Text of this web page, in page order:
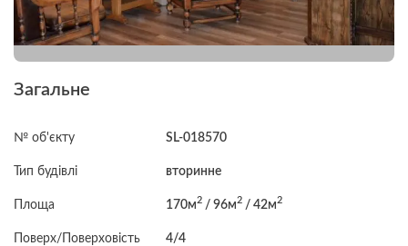
Загальне
№ об'єкту SL-018570
Тип будівлі вторинне
Площа 170м2 / 96м2 / 42м2
Поверх/Поверховість 4/4